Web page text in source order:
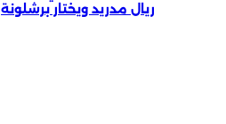
ريال مدريد ويختار برشلونة